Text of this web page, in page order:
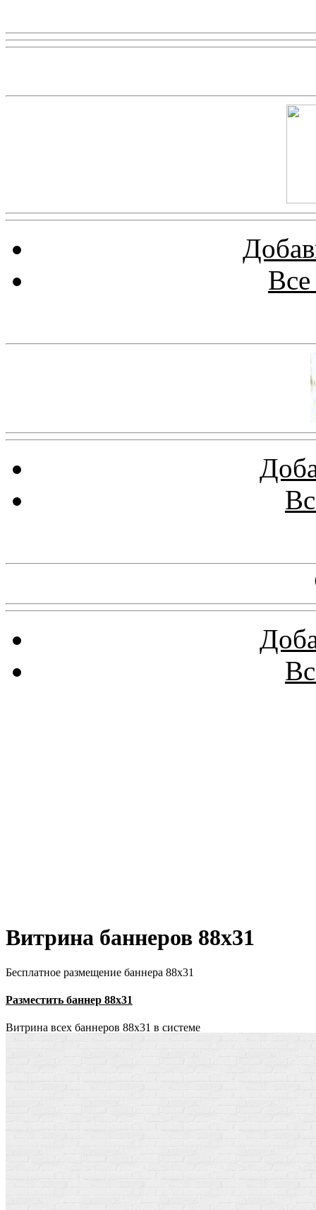
Витрина баннеров 88x31
Бесплатное размещение баннера 88х31
Разместить баннер 88х31
Витрина всех баннеров 88x31 в системе